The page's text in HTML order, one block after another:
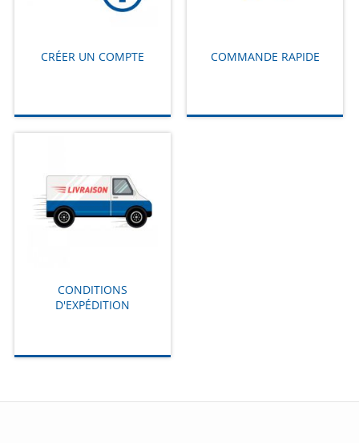
CRÉER UN COMPTE COMMANDE RAPIDE
CONDITIONS
D'EXPÉDITION